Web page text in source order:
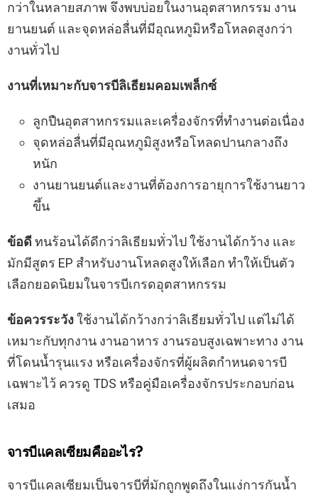
กว่าในหลายสภาพ จึงพบบ่อยในงานอุตสาหกรรม งาน
ยานยนต์ และจุดหล่อลื่นที่มีอุณหภูมิหรือโหลดสูงกว่า
งานทั่วไป
งานที่เหมาะกับจารบีลิเธียมคอมเพล็กซ์
ลูกปืนอุตสาหกรรมและเครื่องจักรที่ทำงานต่อเนื่อง
จุดหล่อลื่นที่มีอุณหภูมิสูงหรือโหลดปานกลางถึง
หนัก
งานยานยนต์และงานที่ต้องการอายุการใช้งานยาว
ขึ้น
ข้อดี ทนร้อนได้ดีกว่าลิเธียมทั่วไป ใช้งานได้กว้าง และ
มักมีสูตร EP สำหรับงานโหลดสูงให้เลือก ทำให้เป็นตัว
เลือกยอดนิยมในจารบีเกรดอุตสาหกรรม
ข้อควรระวังใช้งานได้กว้างกว่าลิเธียมทั่วไป แต่ไม่ได้
เหมาะกับทุกงาน งานอาหาร งานรอบสูงเฉพาะทาง งาน
ที่โดนน้ำรุนแรง หรือเครื่องจักรที่ผู้ผลิตกำหนดจารบี
เฉพาะไว้ ควรดู TDS หรือคู่มือเครื่องจักรประกอบก่อน
เสมอ
จารบีแคลเซียมคืออะไร?
จารบีแคลเซียมเป็นจารบีที่มักถูกพูดถึงในแง่การกันน้ำ